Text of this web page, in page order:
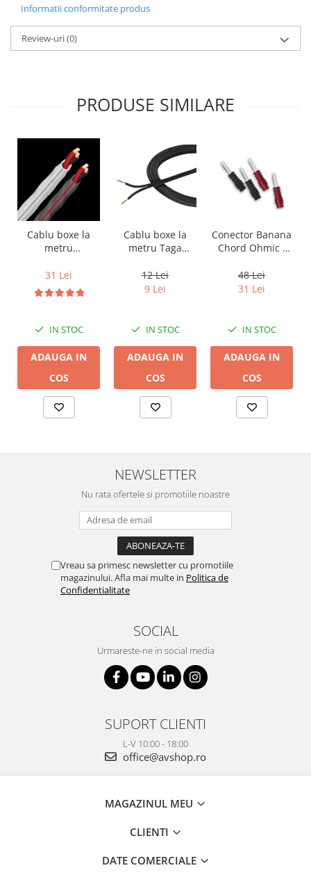
Informatii conformitate produs
Review-uri(0)
PRODUSE SIMILARE
Cablu boxe la
metru
DB 16/2,
conductor cupru
LGC
31 Lei
IN STOC
ADAUGA IN
COS
Cablu boxe la
metru Taga
14B, 2 x 2mm
12 Lei
9 Lei
IN STOC
ADAUGA IN
COS
Conector Banana
Chord Ohmic -
48 Lei
31 Lei
IN STOC
ADAUGA IN
COS
NEWSLETTER
Nu rata ofertele si promotiile noastre
Vreau sa primesc newsletter cu promotiile
magazinului. Afla mai multe in Politica de
Confidentialitate
SOCIAL
Urmareste-ne in social media
SUPORT CLIENTI
L-V 10:00 - 18:00
office@avshop.ro
MAGAZINUL MEU
CLIENTI
DATE COMERCIALE